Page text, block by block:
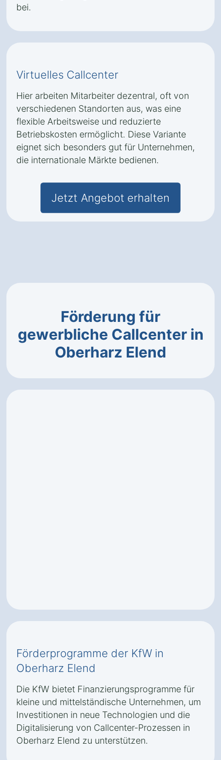
bei.
Virtuelles Callcenter
Hier arbeiten Mitarbeiter dezentral, oft von
verschiedenen Standorten aus, was eine
flexible Arbeitsweise und reduzierte
Betriebskosten ermöglicht. Diese Variante
eignet sich besonders gut für Unternehmen,
die internationale Märkte bedienen.
Jetzt Angebot erhalten
Förderung für
gewerbliche Callcenter in
Oberharz Elend
Förderprogramme der KfW in
Oberharz Elend
Die KfW bietet Finanzierungsprogramme für
kleine und mittelständische Unternehmen, um
Investitionen in neue Technologien und die
Digitalisierung von Callcenter-Prozessen in
Oberharz Elend zu unterstützen.